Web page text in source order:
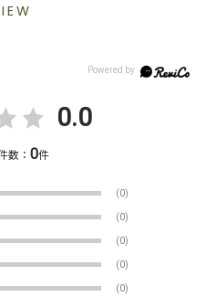
0.0
数：0件
(0)
(0)
(0)
(0)
(0)